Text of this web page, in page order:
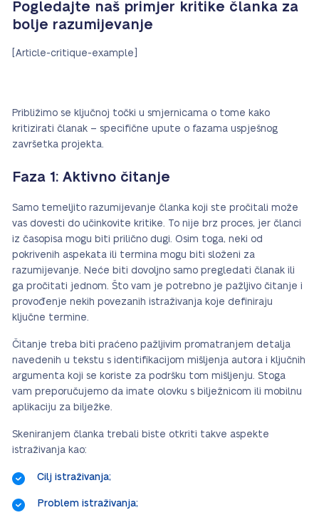
Pogledajte naš primjer kritike članka za
bolje razumijevanje
[Article-critique-example]
Približimo se ključnoj točki u smjernicama o tome kako
kritizirati članak – specifične upute o fazama uspješnog
završetka projekta.
Faza 1: Aktivno čitanje
Samo temeljito razumijevanje članka koji ste pročitali može
vas dovesti do učinkovite kritike. To nije brz proces, jer članci
iz časopisa mogu biti prilično dugi. Osim toga, neki od
pokrivenih aspekata ili termina mogu biti složeni za
razumijevanje. Neće biti dovoljno samo pregledati članak ili
ga pročitati jednom. Što vam je potrebno je pažljivo čitanje i
provođenje nekih povezanih istraživanja koje definiraju
ključne termine.
Čitanje treba biti praćeno pažljivim promatranjem detalja
navedenih u tekstu s identifikacijom mišljenja autora i ključnih
argumenta koji se koriste za podršku tom mišljenju. Stoga
vam preporučujemo da imate olovku s bilježnicom ili mobilnu
aplikaciju za bilježke.
Skeniranjem članka trebali biste otkriti takve aspekte
istraživanja kao:
Cilj istraživanja;
Problem istraživanja;